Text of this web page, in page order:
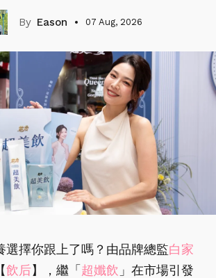
Eason 07 Aug, 2026
選擇你跟上了嗎？由品牌總監白家
飲后】，繼「超孅飲 」在市場引發